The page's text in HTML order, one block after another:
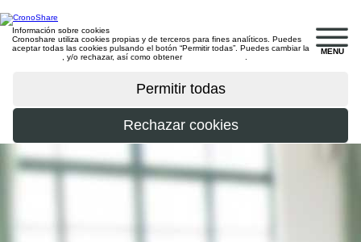
MENU
Información sobre cookies
Cronoshare utiliza cookies propias y de terceros para fines analíticos. Puedes
aceptar todas las cookies pulsando el botón “Permitir todas”. Puedes cambiar la
, y/o rechazar, así como obtener